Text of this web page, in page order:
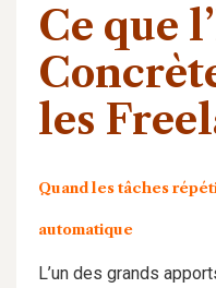
Ce que
les
Quand les tâches
automatique
L’un des grands